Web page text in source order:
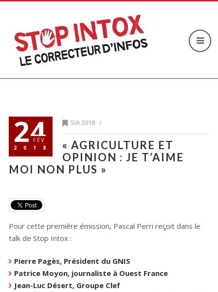
24
FÉV
2018
SIA 2018/
« AGRICULTURE ET
OPINION : JE T’AIME
MOI NON PLUS »
Pour cette première émission, Pascal Perri reçoit dans le
talk de Stop Intox :
Pierre Pagès, Président du GNIS
Patrice Moyon, journaliste à Ouest France
Jean-Luc Désert, Groupe Clef